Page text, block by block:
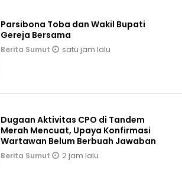
Parsibona Toba dan Wakil Bupati
Gereja Bersama
Berita Sumut satu jam lalu
Dugaan Aktivitas CPO di Tandem
Merah Mencuat, Upaya Konfirmasi
Wartawan Belum Berbuah Jawaban
Berita Sumut 2 jam lalu